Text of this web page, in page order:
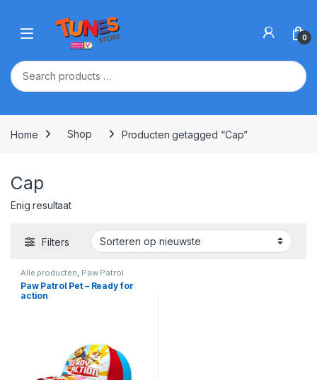
Open 0
Home Shop Producten getagged “Cap”
Cap
Enig resultaat
Filters
Alle producten, Paw Patrol
Paw Patrol Pet – Ready for
action